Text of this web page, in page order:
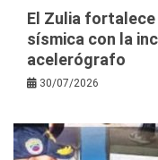
El Zulia
sísmica con la
acelerógrafo
30/07/2026